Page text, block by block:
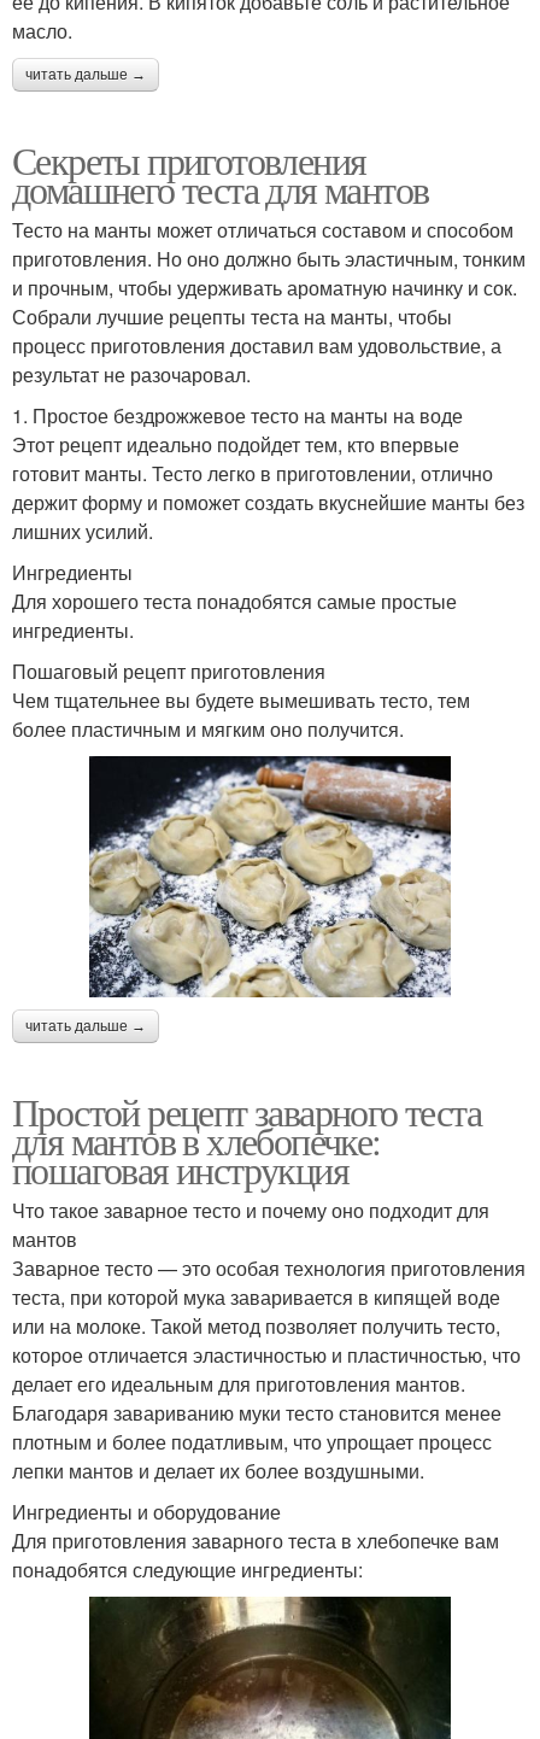
масло.
читать дальше →
Секреты приготовления
домашнего теста для мантов
Тесто на манты может отличаться составом и способом
приготовления. Но оно должно быть эластичным, тонким
и прочным, чтобы удерживать ароматную начинку и сок.
Собрали лучшие рецепты теста на манты, чтобы
процесс приготовления доставил вам удовольствие, а
результат не разочаровал.
1. Простое бездрожжевое тесто на манты на воде
Этот рецепт идеально подойдет тем, кто впервые
готовит манты. Тесто легко в приготовлении, отлично
держит форму и поможет создать вкуснейшие манты без
лишних усилий.
Ингредиенты
Для хорошего теста понадобятся самые простые
ингредиенты.
Пошаговый рецепт приготовления
Чем тщательнее вы будете вымешивать тесто, тем
более пластичным и мягким оно получится.
читать дальше →
Простой рецепт заварного теста
для мантов в хлебопечке:
пошаговая инструкция
Что такое заварное тесто и почему оно подходит для
мантов
Заварное тесто — это особая технология приготовления
теста, при которой мука заваривается в кипящей воде
или на молоке. Такой метод позволяет получить тесто,
которое отличается эластичностью и пластичностью, что
делает его идеальным для приготовления мантов.
Благодаря завариванию муки тесто становится менее
плотным и более податливым, что упрощает процесс
лепки мантов и делает их более воздушными.
Ингредиенты и оборудование
Для приготовления заварного теста в хлебопечке вам
понадобятся следующие ингредиенты: